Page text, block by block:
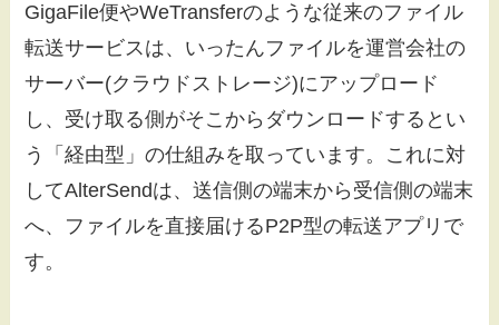
GigaFile便やWeTransferのような従来のファイル
転送サービスは、いったんファイルを運営会社の
サーバー(クラウドストレージ)にアップロード
し、受け取る側がそこからダウンロードするとい
う「経由型」の仕組みを取っています。これに対
してAlterSendは、送信側の端末から受信側の端末
へ、ファイルを直接届けるP2P型の転送アプリで
す。